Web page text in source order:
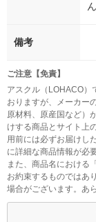
ん
備考
ご注意【免責】
アスクル（LOHACO）
おりますが、メーカー
原材料、原産国など）
けする商品とサイト上
用前には必ずお届けし
に詳細な商品情報が必
また、商品名における
お約束するものではあ
場合がございます。あ